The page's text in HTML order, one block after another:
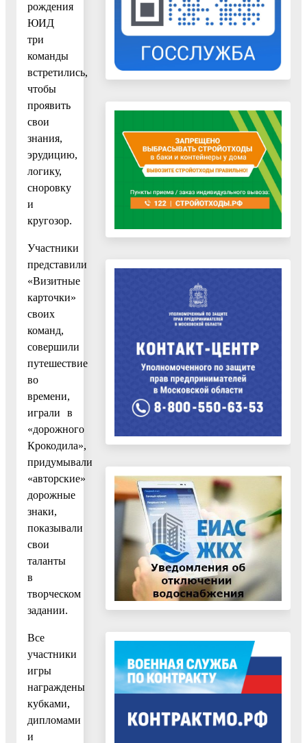
рождения
ЮИД
три
команды
встретились,
чтобы
проявить
свои
знания,
эрудицию,
логику,
сноровку
и
кругозор.
Участники
представили
«Визитные
карточки»
своих
команд,
совершили
путешествие
во
времени,
играли в
«дорожного
Крокодила»,
придумывали
«авторские»
дорожные
знаки,
показывали
свои
таланты
в
творческом
задании.
Все
участники
игры
награждены
кубками,
дипломами
и